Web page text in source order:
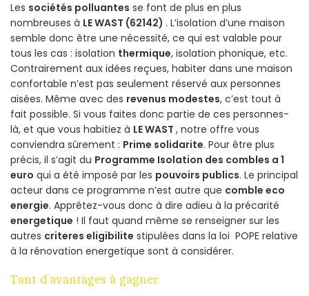
Les sociétés polluantes se font de plus en plus
nombreuses à LE WAST (62142) . L’isolation d’une maison
semble donc être une nécessité, ce qui est valable pour
tous les cas : isolation thermique, isolation phonique, etc.
Contrairement aux idées reçues, habiter dans une maison
confortable n’est pas seulement réservé aux personnes
aisées. Même avec des revenus modestes, c’est tout à
fait possible. Si vous faites donc partie de ces personnes-
là, et que vous habitiez à LE WAST , notre offre vous
conviendra sûrement : Prime solidarite. Pour être plus
précis, il s’agit du Programme Isolation des combles a 1
euro qui a été imposé par les pouvoirs publics. Le principal
acteur dans ce programme n’est autre que comble eco
energie. Apprêtez-vous donc à dire adieu à la précarité
energetique ! Il faut quand même se renseigner sur les
autres criteres eligibilite stipulées dans la loi POPE relative
à la rénovation energetique sont à considérer.
Tant d’avantages à gagner